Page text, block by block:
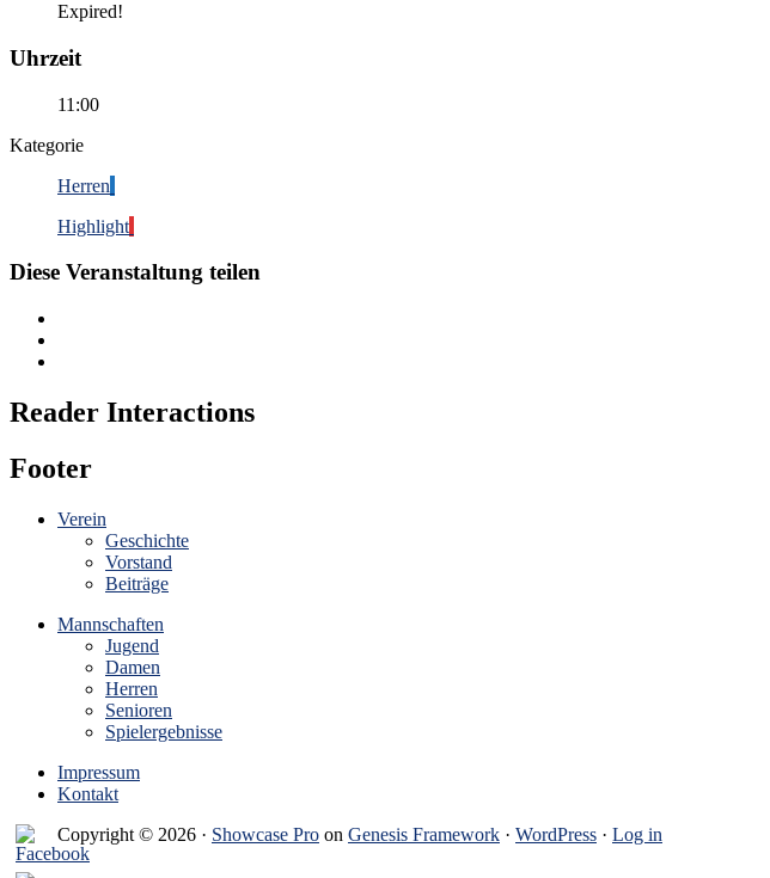
Expired!
Uhrzeit
11:00
Kategorie
Herren
Highlight
Diese Veranstaltung teilen
Reader Interactions
Footer
Verein
Geschichte
Vorstand
Beiträge
Mannschaften
Jugend
Damen
Herren
Senioren
Spielergebnisse
Impressum
Kontakt
Copyright © 2026 · Showcase Pro on Genesis Framework · WordPress · Log in